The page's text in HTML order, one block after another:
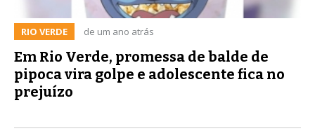
RIO VERDE de um ano atrás
Em Rio Verde, promessa de balde de
pipoca vira golpe e adolescente fica no
prejuízo